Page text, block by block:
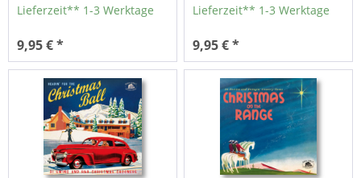
Lieferzeit** 1-3 Werktage
9,95 € *
Lieferzeit** 1-3 Werktage
9,95 € *